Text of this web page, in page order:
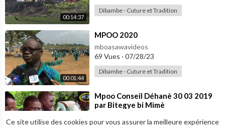
Ce site utilise des cookies pour vous assurer la meilleure expérience
00:14:37
Dibambe - Cuture et Tradition
00:01:44
⁣MPOO 2020
mboasawavideos
69 Vues · 07/28/23
Dibambe - Cuture et Tradition
⁣Mpoo Conseil Déhanè 30 03 2019
par Bitegye bi Mimè
38 Vues ·07/28/23